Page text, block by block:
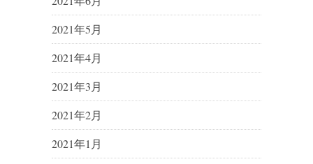
2021年5月
2021年4月
2021年3月
2021年2月
2021年1月